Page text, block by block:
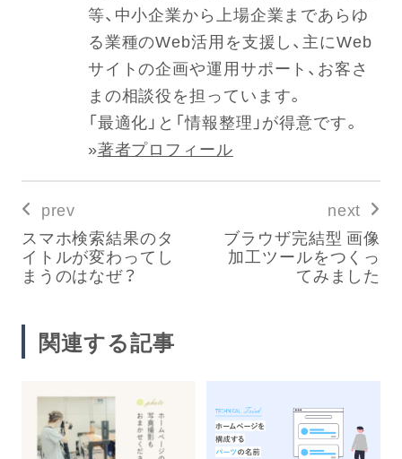
等、中小企業から上場企業まであらゆ
る業種のWeb活用を支援し、主にWeb
サイトの企画や運用サポート、お客さ
まの相談役を担っています。
「最適化」と「情報整理」が得意です。
»著者プロフィール
prev
スマホ検索結果のタ
イトルが変わってし
まうのはなぜ？
next
ブラウザ完結型 画像
加工ツールをつくっ
てみました
関連する記事